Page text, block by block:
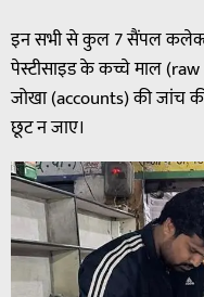
इन सभी से कुल 7 सैंपल
पेस्टीसाइड के कच्चे माल
जोखा (accounts) की जांच
छूट न जाए।